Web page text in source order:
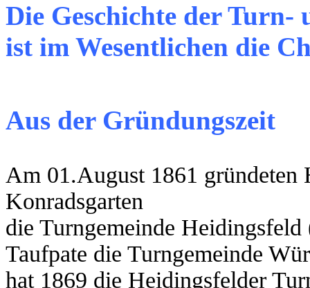
Die Geschichte der
ist im Wesentlichen die
Aus der Gründungszeit
Am 01.August 1861 gründeten
Konradsgarten
die Turngemeinde
Taufpate die Turngemeinde
hat 1869 die Heidingsfelder